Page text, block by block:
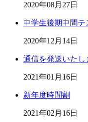
2020年08月27日
中学生後期中間テ
2020年12月14日
通信を発送いたし
2021年01月16日
新年度時間割
2021年02月16日